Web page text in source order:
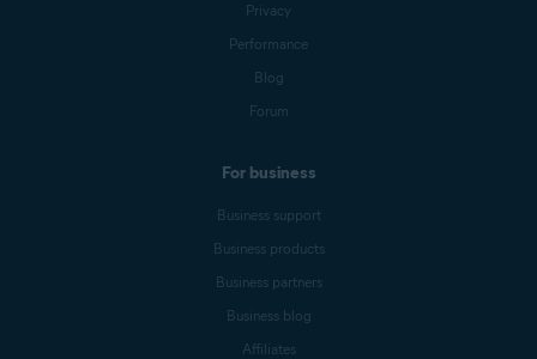
Privacy
Performance
Blog
Forum
For business
Business support
Business products
Business partners
Business blog
Affiliates